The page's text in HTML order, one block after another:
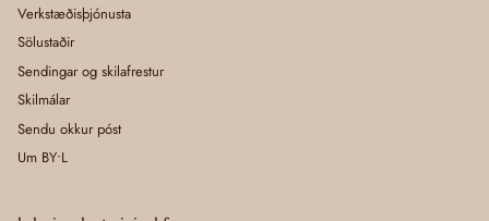
Verkstæðisþjónusta
Sölustaðir
Sendingar og skilafrestur
Skilmálar
Sendu okkur póst
Um BY•L